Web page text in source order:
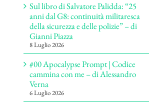
Sul libro di Salvatore Palidda: “25
anni dal G8: continuità militaresca
della sicurezza e delle polizie” – di
Gianni Piazza
8 Luglio 2026
#00 Apocalypse Prompt | Codice
cammina con me – di Alessandro
Verna
6 Luglio 2026